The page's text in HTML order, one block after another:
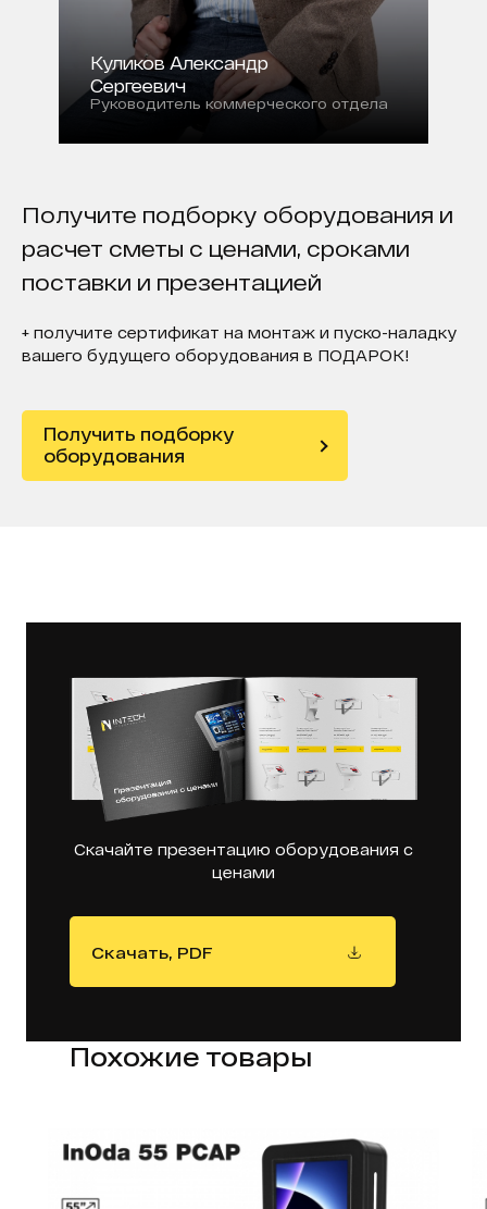
Куликов Александр
Сергеевич
Руководитель коммерческого отдела
Получите подборку оборудования и
расчет сметы с ценами, сроками
поставки и презентацией
+ получите сертификат на монтаж и пуско-наладку
вашего будущего оборудования в ПОДАРОК!
Получить подборку
оборудования
Скачайте презентацию оборудования с
ценами
Скачать, PDF
Похожие товары